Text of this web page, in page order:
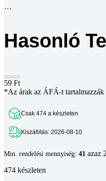
Hasonló
59Ft
*Az árak az ÁFÁ-t tartalmazzák